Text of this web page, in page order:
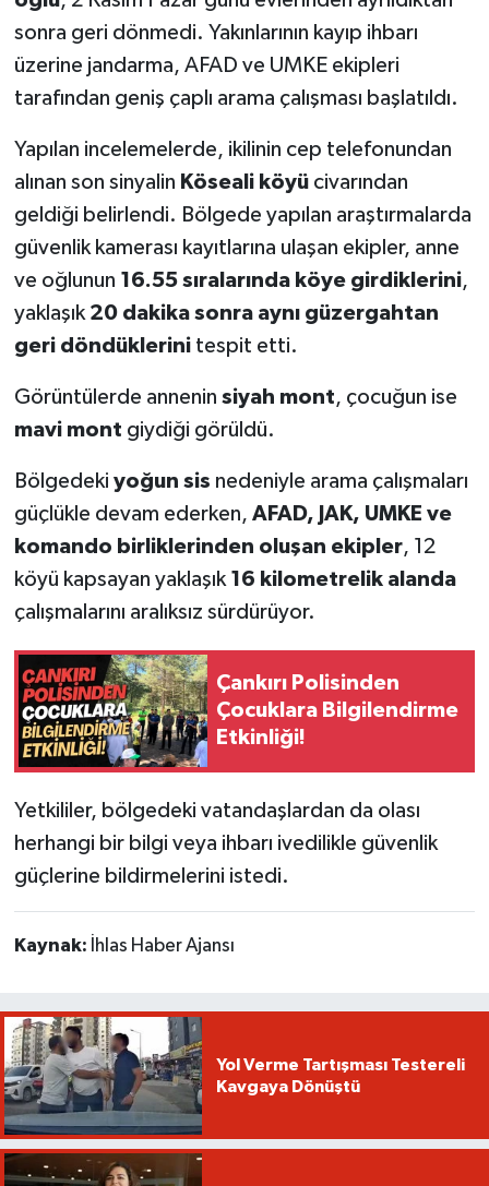
sonra geri dönmedi. Yakınlarının kayıp ihbarı
üzerine jandarma, AFAD ve UMKE ekipleri
tarafından geniş çaplı arama çalışması başlatıldı.
Yapılan incelemelerde, ikilinin cep telefonundan
alınan son sinyalin Köseali köyücivarından
geldiği belirlendi. Bölgede yapılan araştırmalarda
güvenlik kamerası kayıtlarına ulaşan ekipler, anne
ve oğlunun 16.55 sıralarında köye girdiklerini,
yaklaşık 20 dakika sonra aynı güzergahtan
geri döndüklerinitespit etti.
Görüntülerde annenin siyah mont, çocuğun ise
mavi mont giydiği görüldü.
Bölgedeki yoğun sis nedeniyle arama çalışmaları
güçlükle devam ederken, AFAD, JAK, UMKE ve
komando birliklerinden oluşan ekipler, 12
köyü kapsayan yaklaşık 16 kilometrelik alanda
çalışmalarını aralıksız sürdürüyor.
Çankırı Polisinden
Çocuklara Bilgilendirme
Etkinliği!
Yetkililer, bölgedeki vatandaşlardan da olası
herhangi bir bilgi veya ihbarı ivedilikle güvenlik
güçlerine bildirmelerini istedi.
Kaynak: İhlas Haber Ajansı
Yol Verme Tartışması Testereli
Kavgaya Dönüştü